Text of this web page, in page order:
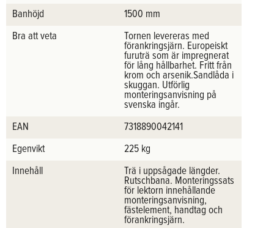
Banhöjd
1500 mm
Bra att veta
Tornen levereras med
förankringsjärn. Europeiskt
furuträ som är impregnerat
för lång hållbarhet. Fritt från
krom och arsenik.Sandlåda i
skuggan. Utförlig
monteringsanvisning på
svenska ingår.
EAN
7318890042141
Egenvikt
225 kg
Innehåll
Trä i uppsågade längder.
Rutschbana. Monteringssats
för lektorn innehållande
monteringsanvisning,
fästelement, handtag och
förankringsjärn.